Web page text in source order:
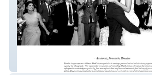
The Kubicinas